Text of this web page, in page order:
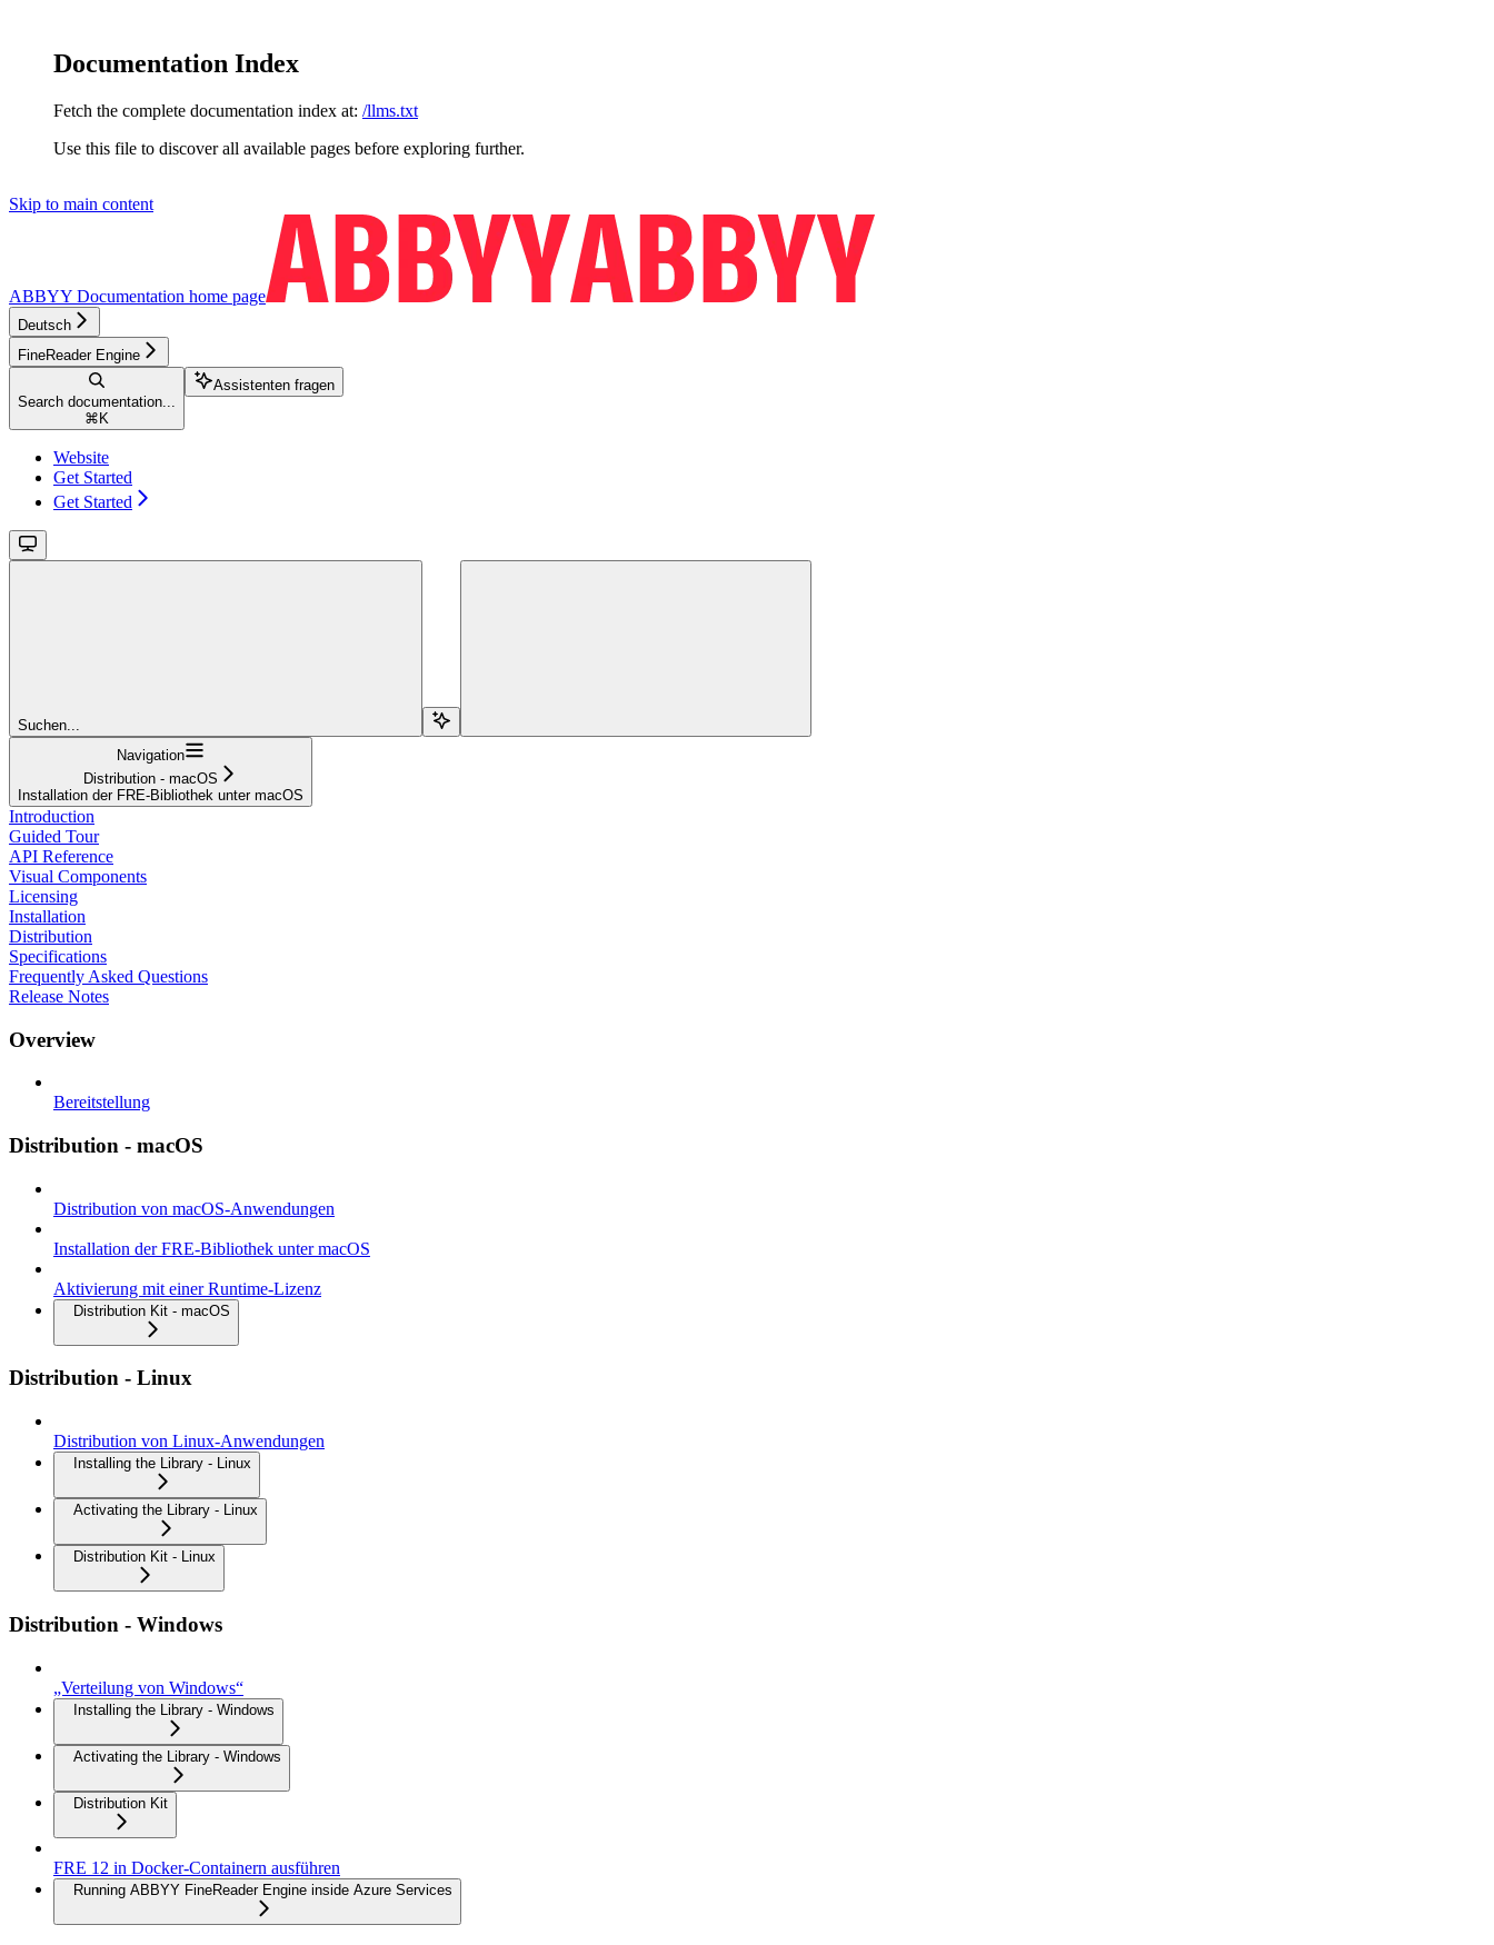
Documentation Index
Fetch the complete documentation index at: /llms.txt
Use this file to discover all available pages before exploring further.
Skip to main content
ABBYY Documentation home page
Deutsch
FineReader Engine
Search documentation...
⌘ K
Assistenten fragen
Website
Get Started
Get Started
Suchen...
Navigation
Distribution - macOS
Installation der FRE-Bibliothek unter macOS
Introduction
Guided Tour
API Reference
Visual Components
Licensing
Installation
Distribution
Specifications
Frequently Asked Questions
Release Notes
Overview
Bereitstellung
Distribution - macOS
Distribution von macOS-Anwendungen
Installation der FRE-Bibliothek unter macOS
Aktivierung mit einer Runtime-Lizenz
Distribution Kit - macOS
Distribution - Linux
Distribution von Linux-Anwendungen
Installing the Library - Linux
Activating the Library - Linux
Distribution Kit - Linux
Distribution - Windows
„Verteilung von Windows“
Installing the Library - Windows
Activating the Library - Windows
Distribution Kit
FRE 12 in Docker-Containern ausführen
Running ABBYY FineReader Engine inside Azure Services